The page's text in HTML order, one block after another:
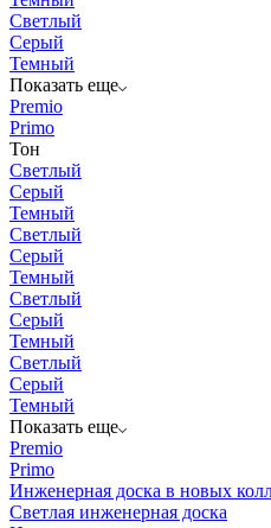
Светлый
Серый
Темный
Показать еще
Premio
Primo
Тон
Светлый
Серый
Темный
Светлый
Серый
Темный
Светлый
Серый
Темный
Светлый
Серый
Темный
Показать еще
Premio
Primo
Инженерная доска в новых
Светлая инженерная доска